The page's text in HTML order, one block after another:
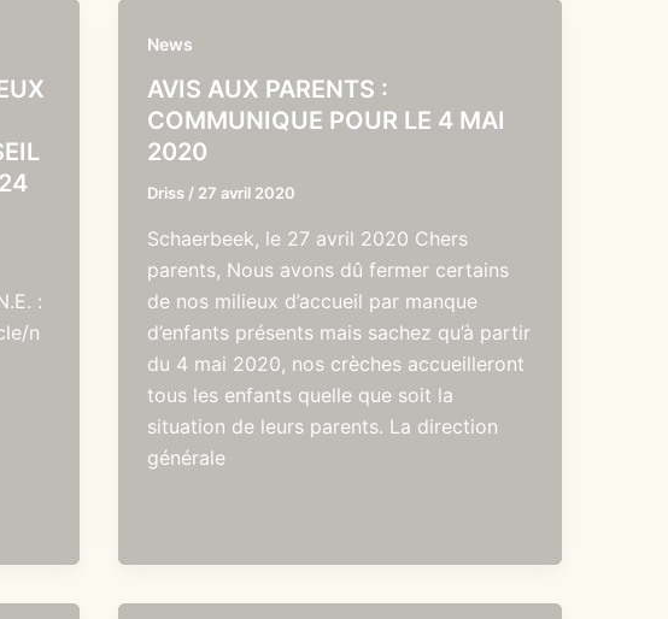
:
n
News
AVIS AUX PARENTS :
COMMUNIQUE POUR LE 4 MAI
2020
Driss / 27 avril 2020
Schaerbeek, le 27 avril 2020 Chers
parents, Nous avons dû fermer certains
de nos milieux d’accueil par manque
d’enfants présents mais sachez qu’à partir
du 4 mai 2020, nos crèches accueilleront
tous les enfants quelle que soit la
situation de leurs parents. La direction
générale